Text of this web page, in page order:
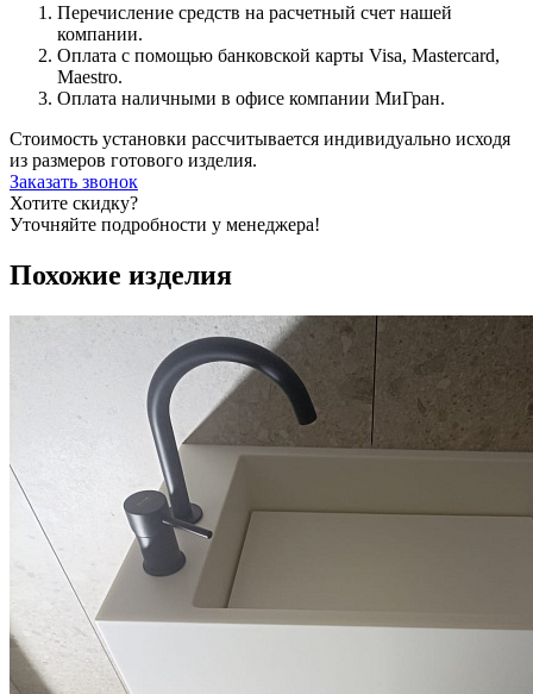
Перечисление средств на расчетный счет нашей
компании.
Оплата с помощью банковской карты Visa, Mastercard,
Maestro.
Оплата наличными в офисе компании МиГран.
Стоимость установки рассчитывается индивидуально исходя
из размеров готового изделия.
Заказать звонок
Хотите скидку?
Уточняйте подробности у менеджера!
Похожие изделия